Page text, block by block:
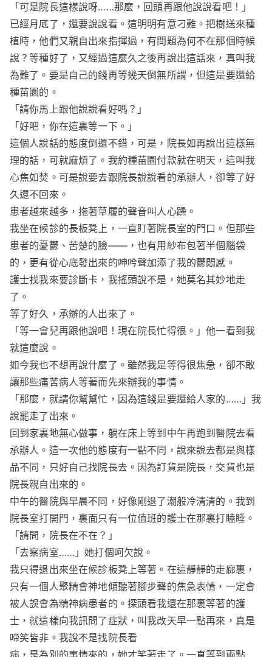
「可是院長這樣說呀……那麼，回頭再跟他說說看吧！」
已經月底了，還要說說看。這明明有意刁難。把樹送來種
植時，他們又親自出來指揮過，有問題為何不在那個時候
說？等種好了，又經過這麼久之後再說出這話來，真叫我
為難了。要是自己的錢再等幾天倒無所謂，但這是要還給
種苗園的。
「請你馬上跟他說說看好嗎？」
「好吧，你在這裏等一下。」
這個人說話的態度倒還不錯，可是，院長如再說出這樣無
理的話，可就麻煩了。我約種苗園付款就在明天，這叫我
心焦如焚。可是說要去跟院長說說看的承辦人，卻等了好
久還不回來。
患者越來越多，拖著草履的聲音叫人心躁。
我坐在候診的長板凳上，一直盯著院長室的門口。但那些
患者的憂鬱、苦楚的臉——，也有用紗布包著半個腦袋
的，更有從心底發出來的呻吟聲加添了我的鬱悶感。
護士找我來要診斷卡，我搖頭說不是，她莫名其妙地走
了。
等了好久，承辦的人出來了。
「等一會兒再跟他說吧！現在院長忙得很。」他一看到我
就這麼說。
如今我也不想再說什麼了。雖然我是等得很焦急，卻不敢
讓那些痛苦病人等著而先來辦我的事情。
「那麼，就請你幫幫忙，因為這錢是要還給人家的……」我
說罷走了出來。
回到家裏地無心做事，躺在床上等到中午再跑到醫院去看
承辦人。這一次他的態度有一點不同，說來說去都是與樣
品不同，只好自己找院長去。因為訂貨是院長，交貨也是
院長親自出來的。
中午的醫院與早晨不同，好像剛退了潮般冷清清的。我到
院長室打開門，裏面只有一位值班的護士在那裏打瞌睡。
「請問，院長在不在？」
「去察病室……」她打個呵欠說。
我只得退出來坐在候診板凳上等著。在這靜靜的走廊裏，
只有一個人聚精會神地傾聽著腳步聲的焦急表情，一定會
被人誤會為精神病患者的。探頭看我還在那裏等著的護
士，就這樣向我訊問了症狀，叫我改天早一點再來，真是
啼笑皆非。我說不是找院長看
病，是為別的事情來的，她才笑著走了。一直等到兩點